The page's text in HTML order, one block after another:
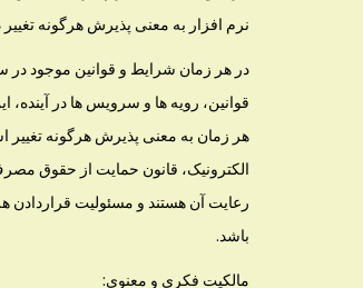
نرم افزار به معنی پذیرش هرگونه
در هر زمان شرایط و قوانین موجود در
قوانین، رویه ها و سرویس ها در
هر زمان به معنی پذیرش هرگونه
الکترونیک، قانون حمایت از حقوق
رعایت آن هستند و مسئولیت قراردادن
باشد.
مالکیت فکری و معنوی: